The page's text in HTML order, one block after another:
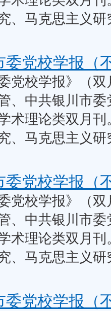
、马克思主义
委党校学报（
党校学报》（
、中共银川市
术理论类双月
、马克思主义
委党校学报（
党校学报》（
、中共银川市
术理论类双月
、马克思主义
委党校学报（